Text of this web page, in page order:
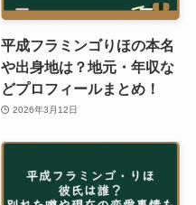
平成フラミンゴりほの本名
や出身地は？地元・年収な
どプロフィールまとめ！
2026年3月12日